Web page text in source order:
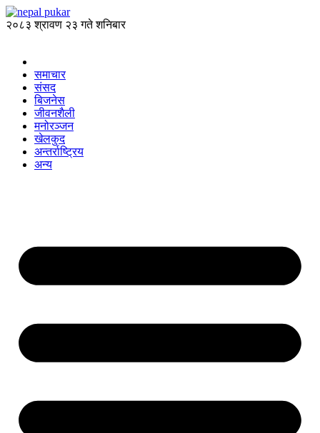
२०८३ श्रावण २३ गते शनिबार
समाचार
संसद
बिजनेस
जीवनशैली
मनोरञ्जन
खेलकुद
अन्तर्राष्ट्रिय
अन्य